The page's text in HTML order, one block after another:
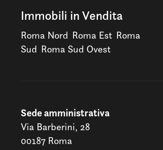
Immobili in Vendita
Roma Nord Roma Est Roma
Sud Roma Sud Ovest
Sede amministrativa
Via Barberini, 28
00187 Roma